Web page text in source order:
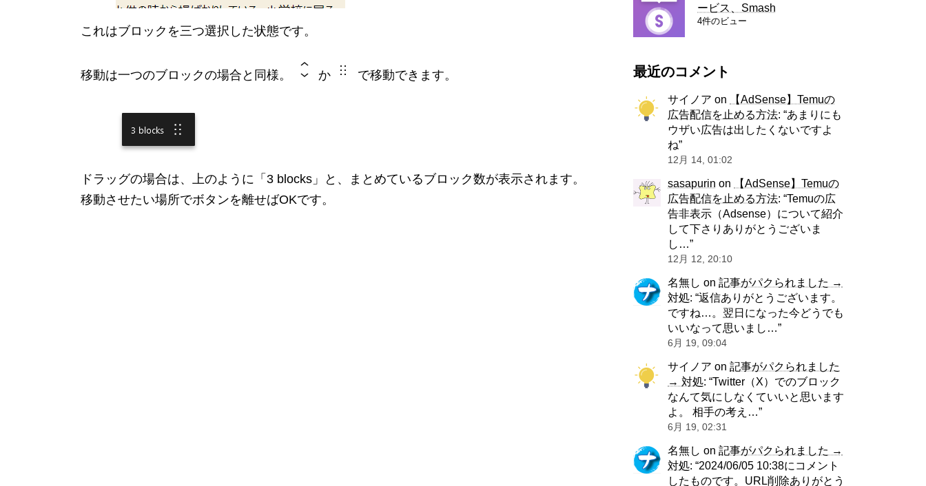
これはブロックを三つ選択した状態です。
移動は一つのブロックの場合と同様。 か で移動できます。
ドラッグの場合は、上のように「3 blocks」と、まとめているブロック数が表示されます。
移動させたい場所でボタンを離せばOKです。
ービス、Smash
4件のビュー
最近のコメント
サイノア on
【AdSense】Temuの
広告配信を止める方法: “あまりにも
ウザい広告は出したくないですよ
ね”
12月 14, 01:02
sasapurin on
【AdSense】Temuの
広告配信を止める方法: “Temuの広
告非表示（Adsense）について紹介
して下さりありがとうございま
し…”
12月 12, 20:10
名無し on記事がパクられました →
対処: “返信ありがとうございます。
ですね…。翌日になった今どうでも
いいなって思いまし…”
6月 19, 09:04
サイノア on記事がパクられました
→ 対処: “Twitter（X）でのブロック
なんて気にしなくていいと思います
よ。 相手の考え…”
6月 19, 02:31
名無し on記事がパクられました →
対処: “2024/06/05 10:38にコメント
したものです。URL削除ありがとう